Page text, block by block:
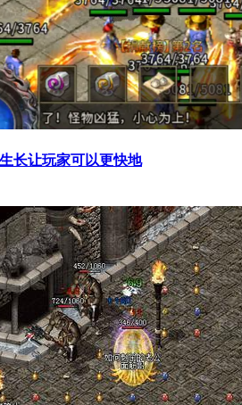
长让玩家可以更快地